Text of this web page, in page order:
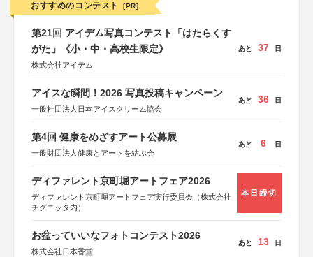
おすすめのコンテスト [PR]
第21回 アイデム写真コンテスト「はたらくす
がた」《小・中・高校生限定》
株式会社アイデム
あと 37 日
アイスな瞬間！2026 写真投稿キャンペーン
一般社団法人日本アイスクリーム協会
あと 36 日
第4回 健康をめざすアート公募展
一般財団法人健康とアートを結ぶ会
あと 6 日
ディファレント京町堀アートフェア2026
ディファレント京町堀アートフェア実行委員会（株式会社
チグニッタ内）
本日締切
お盆っていいなフォトコンテスト2026
株式会社日本香堂
あと 13 日